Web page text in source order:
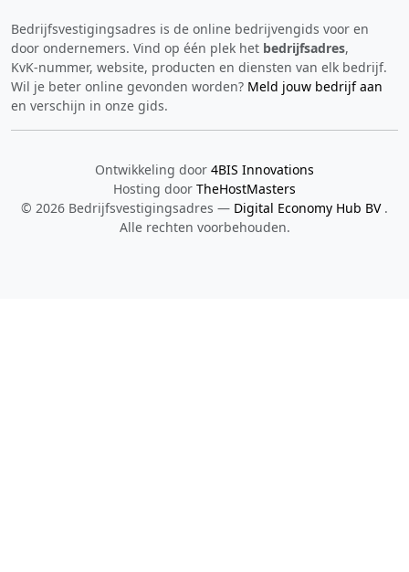
Bedrijfsvestigingsadres is de online bedrijvengids voor en
door ondernemers. Vind op één plek het bedrijfsadres,
KvK‑nummer, website, producten en diensten van elk bedrijf.
Wil je beter online gevonden worden? Meld jouw bedrijf aan
en verschijn in onze gids.
Ontwikkeling door 4BIS Innovations
Hosting door TheHostMasters
© 2026 Bedrijfsvestigingsadres — Digital Economy Hub BV .
Alle rechten voorbehouden.